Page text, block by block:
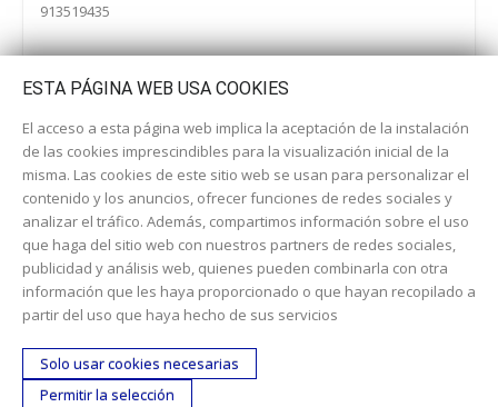
913519435
Dirección:c/ Cercedilla nº 14, 28925 Alcorcón
Email:contacta aquí
Teléfono:913519435
ESTA PÁGINA WEB USA COOKIES
El acceso a esta página web implica la aceptación de la instalación
de las cookies imprescindibles para la visualización inicial de la
misma. Las cookies de este sitio web se usan para personalizar el
contenido y los anuncios, ofrecer funciones de redes sociales y
analizar el tráfico. Además, compartimos información sobre el uso
que haga del sitio web con nuestros partners de redes sociales,
publicidad y análisis web, quienes pueden combinarla con otra
información que les haya proporcionado o que hayan recopilado a
partir del uso que haya hecho de sus servicios
Solo usar cookies necesarias
Permitir la selección